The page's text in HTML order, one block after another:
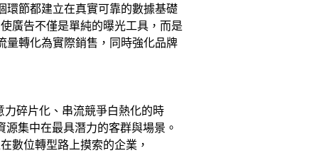
環節都建立在真實可靠的數據基礎
廣告不僅是單純的曝光工具，而是
量轉化為實際銷售，同時強化品牌
碎片化、串流競爭白熱化的時
集中在最具潛力的客群與場景。
數位轉型路上摸索的企業，